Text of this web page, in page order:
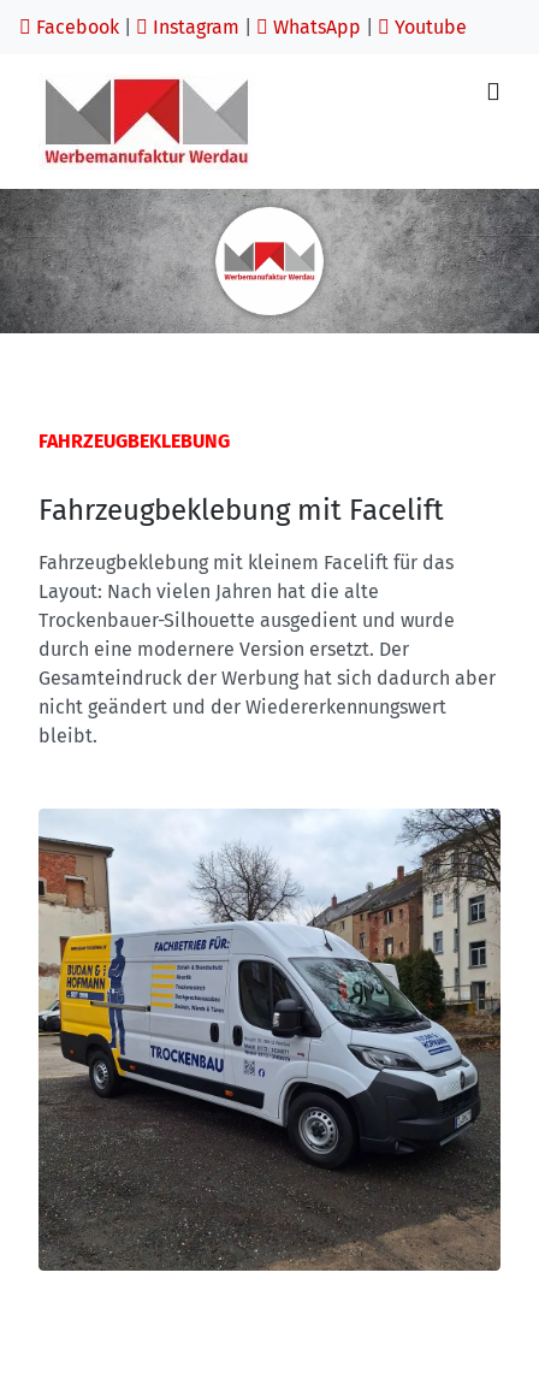
Facebook Instagram WhatsApp Youtube
FAHRZEUGBEKLEBUNG
Fahrzeugbeklebung mit Facelift
Fahrzeugbeklebung mit kleinem Facelift für das
Layout: Nach vielen Jahren hat die alte
Trockenbauer-Silhouette ausgedient und wurde
durch eine modernere Version ersetzt. Der
Gesamteindruck der Werbung hat sich dadurch aber
nicht geändert und der Wiedererkennungswert
bleibt.